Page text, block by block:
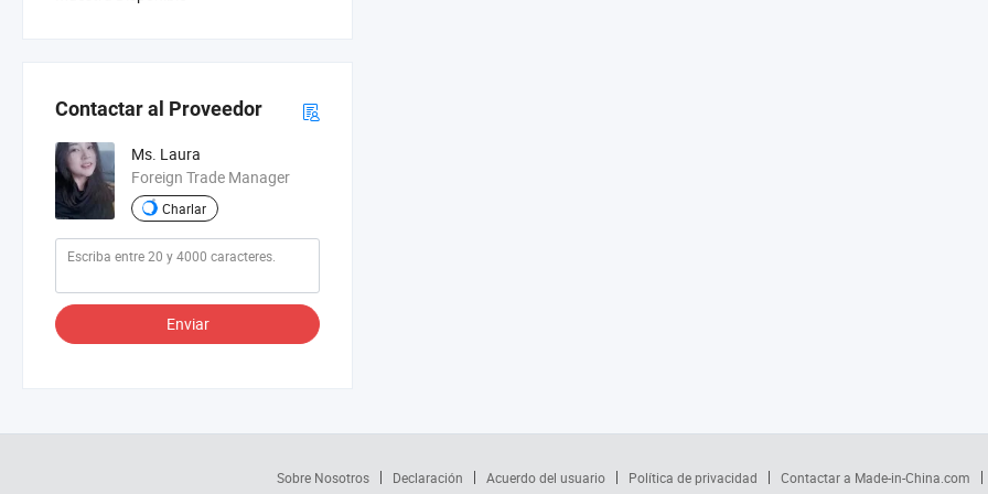
Contactar al Proveedor
Ms. Laura
Foreign Trade Manager
Charlar
Enviar
Sobre Nosotros Declaración Acuerdo del usuario Política de privacidad Contactar a Made-in-China.com